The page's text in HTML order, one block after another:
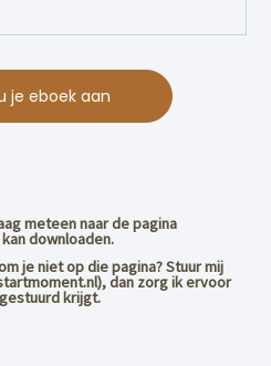
je eboek aan
meteen naar de pagina
downloaden.
je niet op die pagina? Stuur mij
dan zorg ik ervoor
krijgt.